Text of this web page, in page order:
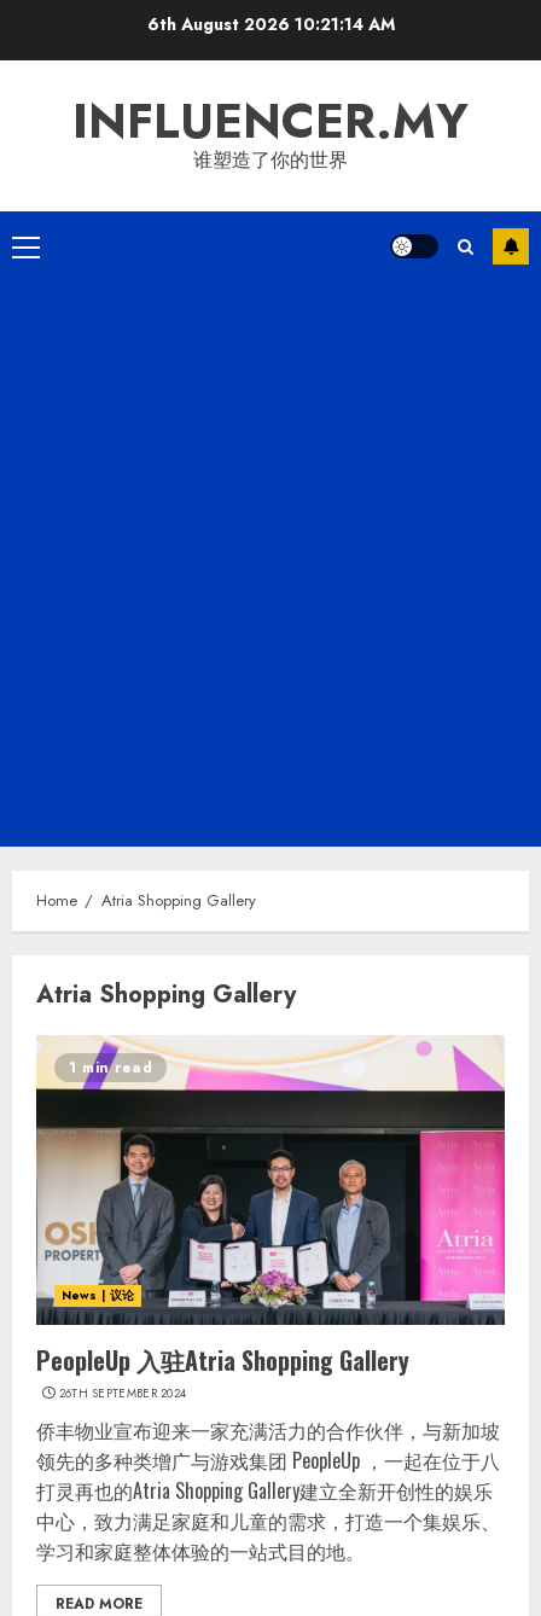
6th August 2026 10:21:15 AM
INFLUENCER.MY
谁塑造了你的世界
Primary
Home Atria Shopping Gallery
Atria Shopping Gallery
1 min read
News | 议论
PeopleUp 入驻Atria Shopping Gallery
26TH SEPTEMBER 2024
侨丰物业宣布迎来一家充满活力的合作伙伴，与新加坡
领先的多种类增广与游戏集团 PeopleUp ，一起在位于八
打灵再也的Atria Shopping Gallery建立全新开创性的娱乐
中心，致力满足家庭和儿童的需求，打造一个集娱乐、
学习和家庭整体体验的一站式目的地。
READ MORE